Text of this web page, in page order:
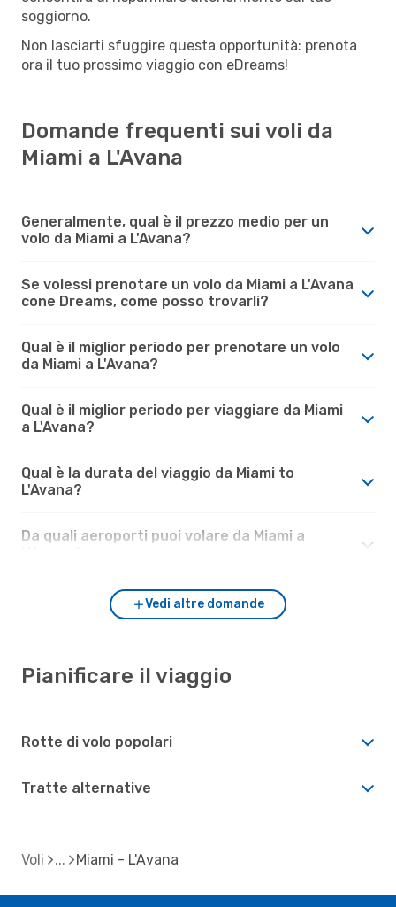
soggiorno.
Non lasciarti sfuggire questa opportunità: prenota
ora il tuo prossimo viaggio con eDreams!
Domande frequenti sui voli da
Miami a L'Avana
Generalmente, qual è il prezzo medio per un
volo da Miami a L'Avana?
Se volessi prenotare un volo da Miami a L'Avana
cone Dreams, come posso trovarli?
Qual è il miglior periodo per prenotare un volo
da Miami a L'Avana?
Qual è il miglior periodo per viaggiare da Miami
a L'Avana?
Qual è la durata del viaggio da Miami to
L'Avana?
Da quali aeroporti puoi volare da Miami a
Vedi altre domande
Pianificare il viaggio
Rotte di volo popolari
Tratte alternative
Voli Miami - L'Avana